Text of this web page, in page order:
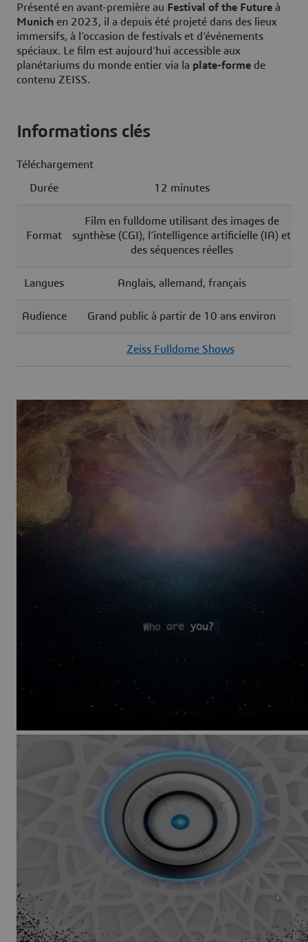
Présenté en avant-première au Festival of the Future à
Munich en 2023, il a depuis été projeté dans des lieux
immersifs, à l’occasion de festivals et d’événements
spéciaux. Le film est aujourd’hui accessible aux
planétariums du monde entier via la plate-forme de
contenu ZEISS.
Informations clés
Téléchargement
Durée 12 minutes
Format
Film en fulldome utilisant des images de
synthèse (CGI), l’intelligence artificielle (IA) et
des séquences réelles
Langues Anglais, allemand, français
Audience Grand public à partir de 10 ans environ
Zeiss Fulldome Shows